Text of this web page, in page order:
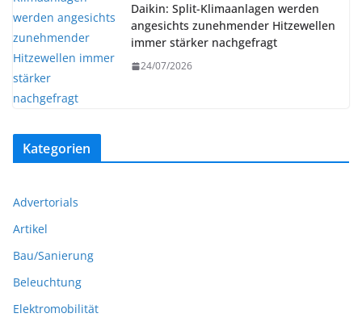
Daikin: Split-Klimaanlagen werden
angesichts zunehmender Hitzewellen
immer stärker nachgefragt
24/07/2026
Kategorien
Advertorials
Artikel
Bau/Sanierung
Beleuchtung
Elektromobilität